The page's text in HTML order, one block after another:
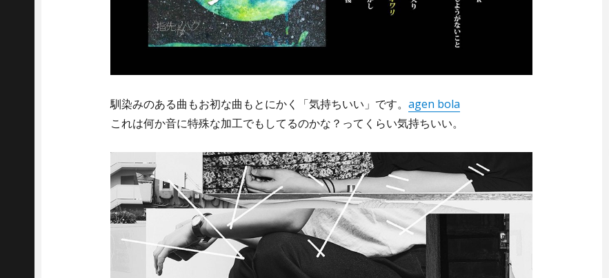
馴染みのある曲もお初な曲もとにかく「気持ちいい」です。 agen bola
これは何か音に特殊な加工でもしてるのかな？ってくらい気持ちいい。